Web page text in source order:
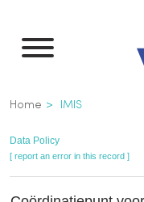
main
Breadcrumb
Home IMIS
Data Policy
[ report an error in this record ]